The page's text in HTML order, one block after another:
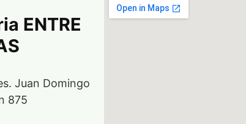
ENTRE
Juan Domingo
875